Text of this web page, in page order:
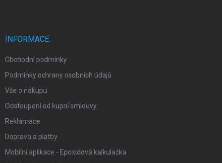
INFORMACE
Obchodní podmínky
Podmínky ochrany osobních údajů
Vše o nákupu
Odstoupení od kupní smlouvy
Reklamace
Doprava a platby
Mobilní aplikace - Epoxidová kalkulačka